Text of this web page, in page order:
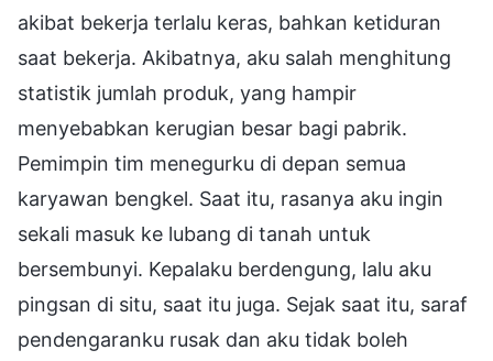
akibat bekerja terlalu keras, bahkan ketiduran
saat bekerja. Akibatnya, aku salah menghitung
statistik jumlah produk, yang hampir
menyebabkan kerugian besar bagi pabrik.
Pemimpin tim menegurku di depan semua
karyawan bengkel. Saat itu, rasanya aku ingin
sekali masuk ke lubang di tanah untuk
bersembunyi. Kepalaku berdengung, lalu aku
pingsan di situ, saat itu juga. Sejak saat itu, saraf
pendengaranku rusak dan aku tidak boleh